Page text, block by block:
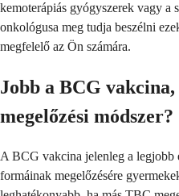
kemoterápiás gyógyszerek vagy a
onkológusa meg tudja beszélni
megfelelő az Ön számára.
Jobb a BCG
megelőzési módszer?
A BCG vakcina jelenleg a legjobb
formáinak megelőzésére